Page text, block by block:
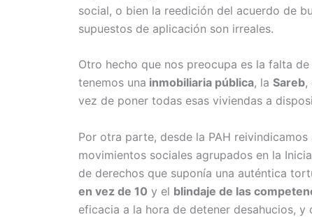
social, o bien la reedición del acuerdo de
supuestos de aplicación son irreales.
Otro hecho que nos preocupa es la falta
tenemos una inmobiliaria pública, la Sareb,
vez de poner todas esas viviendas a
Por otra parte, desde la PAH reivindicamos
movimientos sociales agrupados en la
de derechos que suponía una auténtica
en vez de 10 y el blindaje de las
eficacia a la hora de detener desahucios,